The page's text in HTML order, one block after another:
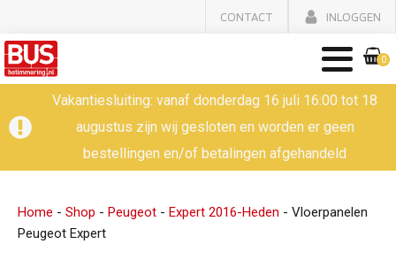
CONTACT INLOGGEN
0
Vakantiesluiting: vanaf donderdag 16 juli 16:00 tot 18
augustus zijn wij gesloten en worden er geen
bestellingen en/of betalingen afgehandeld
Home - Shop - Peugeot - Expert 2016-Heden - Vloerpanelen
Peugeot Expert